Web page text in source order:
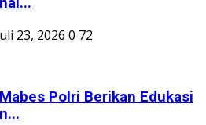
23, 2026 0 72
Polri Berikan Edukasi